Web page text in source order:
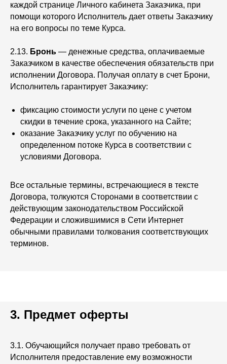
каждой странице Личного кабинета Заказчика, при
помощи которого Исполнитель дает ответы Заказчику
на его вопросы по теме Курса.
2.13. Бронь — денежные средства, оплачиваемые
Заказчиком в качестве обеспечения обязательств при
исполнении Договора. Получая оплату в счет Брони,
Исполнитель гарантирует Заказчику:
фиксацию стоимости услуги по цене с учетом
скидки в течение срока, указанного на Сайте;
оказание Заказчику услуг по обучению на
определенном потоке Курса в соответствии с
условиями Договора.
Все остальные термины, встречающиеся в тексте
Договора, толкуются Сторонами в соответствии с
действующим законодательством Российской
Федерации и сложившимися в Сети Интернет
обычными правилами толкования соответствующих
терминов.
3. Предмет оферты
3.1. Обучающийся получает право требовать от
Исполнителя предоставление ему возможности